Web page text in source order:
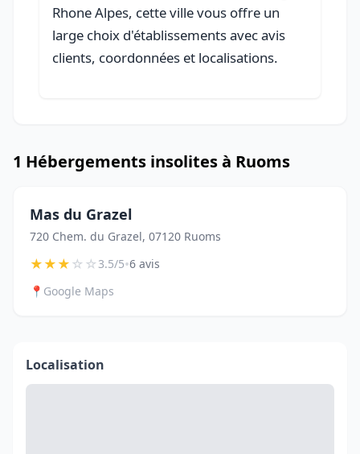
Rhone Alpes, cette ville vous offre un
large choix d'établissements avec avis
clients, coordonnées et localisations.
1 Hébergements insolites à Ruoms
Mas du Grazel
720 Chem. du Grazel, 07120 Ruoms
★★★☆☆3.5/5•6 avis
📍 Google Maps
Localisation